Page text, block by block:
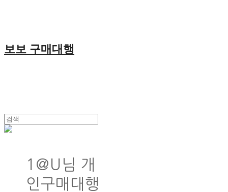
보보 구매대행
1@U님 개
인구매대행